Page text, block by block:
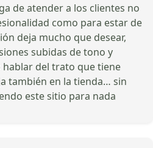
de atender a los clientes no
como para estar de
deja mucho que desear,
subidas de tono y
del trato que tiene
también en la tienda… sin
este sitio para nada